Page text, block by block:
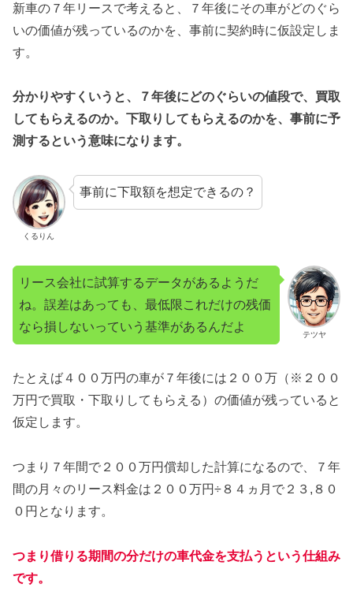
新車の７年リースで考えると、７年後にその車がどのぐら
いの価値が残っているのかを、事前に契約時に仮設定しま
す。
分かりやすくいうと、７年後にどのぐらいの値段で、買取
してもらえるのか。下取りしてもらえるのかを、事前に予
測するという意味になります。
くるりん
事前に下取額を想定できるの？
テツヤ
リース会社に試算するデータがあるようだ
ね。誤差はあっても、最低限これだけの残価
なら損しないっていう基準があるんだよ
たとえば４００万円の車が７年後には２００万（※２００
万円で買取・下取りしてもらえる）の価値が残っていると
仮定します。
つまり７年間で２００万円償却した計算になるので、７年
間の月々のリース料金は２００万円÷８４ヵ月で２３,８０
０円となります。
つまり借りる期間の分だけの車代金を支払うという仕組み
です。